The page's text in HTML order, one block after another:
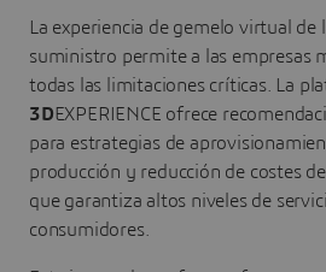
La experiencia de gemelo virtual de
suministro permite a las empresas
todas las limitaciones críticas. La
3DEXPERIENCE ofrece
para estrategias de
producción y reducción de costes
que garantiza altos niveles de
consumidores.